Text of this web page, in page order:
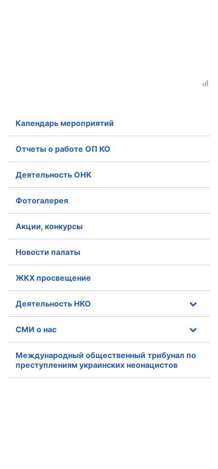
Календарь мероприятий
Отчеты о работе ОП КО
Деятельность ОНК
Фотогалерея
Акции, конкурсы
Новости палаты
ЖКХ просвещение
Деятельность НКО
СМИ о нас
Международный общественный трибунал по
преступлениям украинских неонацистов